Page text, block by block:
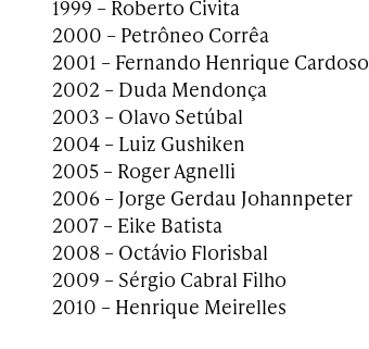
1999 – Roberto Civita
2000 – Petrôneo Corrêa
2001 – Fernando Henrique Cardoso
2002 – Duda Mendonça
2003 – Olavo Setúbal
2004 – Luiz Gushiken
2005 – Roger Agnelli
2006 – Jorge Gerdau Johannpeter
2007 – Eike Batista
2008 – Octávio Florisbal
2009 – Sérgio Cabral Filho
2010 – Henrique Meirelles